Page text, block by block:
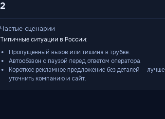
2
Частые сценарии
Типичные ситуации в России:
Пропущенный вызов или тишина в трубке.
Автообзвон с паузой перед ответом оператора.
Короткое рекламное предложение без деталей — лучше
уточнить компанию и сайт.